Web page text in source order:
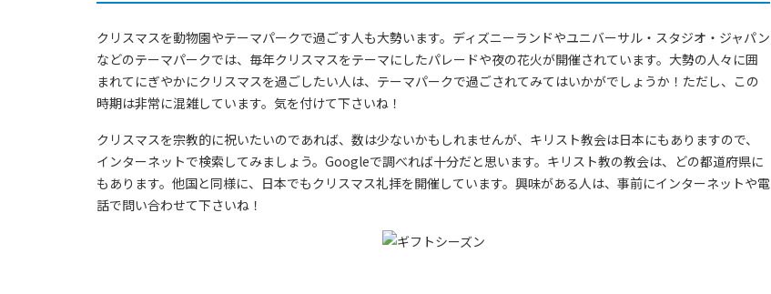
クリスマスを動物園やテーマパークで過ごす人も大勢います。ディズニーランドやユニバーサル・スタジオ・ジャパン
などのテーマパークでは、毎年クリスマスをテーマにしたパレードや夜の花火が開催されています。大勢の人々に囲
まれてにぎやかにクリスマスを過ごしたい人は、テーマパークで過ごされてみてはいかがでしょうか！ただし、この
時期は非常に混雑しています。気を付けて下さいね！
クリスマスを宗教的に祝いたいのであれば、数は少ないかもしれませんが、キリスト教会は日本にもありますので、
インターネットで検索してみましょう。Googleで調べれば十分だと思います。キリスト教の教会は、どの都道府県に
もあります。他国と同様に、日本でもクリスマス礼拝を開催しています。興味がある人は、事前にインターネットや電
話で問い合わせて下さいね！